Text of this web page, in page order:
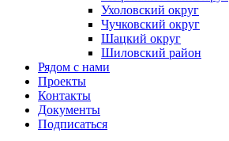
Ухоловский округ
Чучковский округ
Шацкий округ
Шиловский район
Рядом с нами
Проекты
Контакты
Документы
Подписаться